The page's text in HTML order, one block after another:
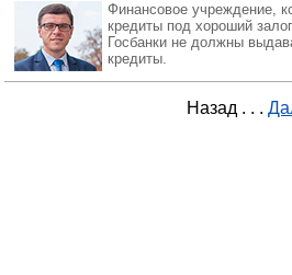
Финансовое учреждение,
кредиты под хороший
Госбанки не должны
кредиты.
Назад . . .